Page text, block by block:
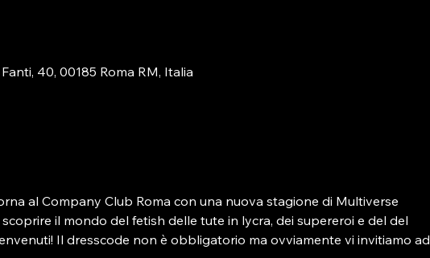
40, 00185 Roma RM, Italia
al Company Club Roma con una nuova stagione di Multiverse
il mondo del fetish delle tute in lycra, dei supereroi e del del
Il dresscode non è obbligatorio ma ovviamente vi invitiamo ad